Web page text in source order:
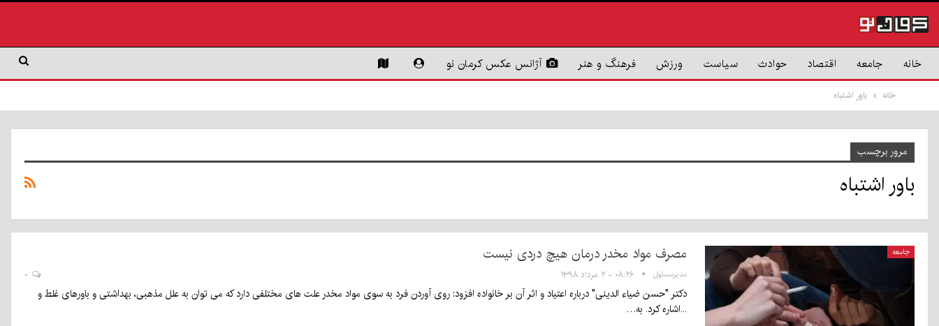
خانه جامعه اقتصاد حوادث سیاست ورزش فرهنگ و هنر آژانس عکس کرمان نو
خانه باور اشتباه
مرور برچسب
باور اشتباه
جامعه مصرف مواد مخدر درمان هیچ دردی نیست
مدیرمسئول ۰۸:۲۶ - ۲ مرداد ۱۳۹۸
دکتر "حسن ضیاء الدینی" درباره اعتیاد و اثر آن بر خانواده افزود: روی آوردن فرد به سوی مواد مخدر علت های مختلفی دارد که می توان به علل مذهبی، بهداشتی و باورهای غلط و
...اشاره کرد. به…